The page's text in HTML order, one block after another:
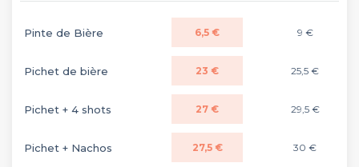
Pinte de Bière 6,5 € 9 €
Pichet de bière 23 € 25,5 €
Pichet + 4 shots 27 € 29,5 €
Pichet + Nachos 27,5 € 30 €